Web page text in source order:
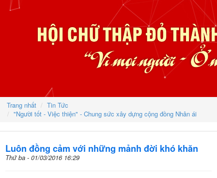
Trang nhất
Tin Tức
"Người tốt - Việc thiện" - Chung sức xây dựng cộng đồng Nhân ái
Luôn đồng cảm với những mảnh đời khó khăn
Thứ ba - 01/03/2016 16:29